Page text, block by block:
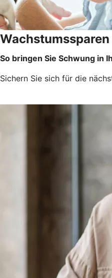
Wachstumssparen
So bringen Sie Schwung in
Sichern Sie sich für die